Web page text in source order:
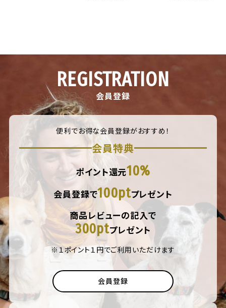
REGISTRATION
会員登録
便利でお得な会員登録がおすすめ！
会員特典
ポイント還元10%
会員登録で100ptプレゼント
商品レビューの記入で
300ptプレゼント
※１ポイント１円でご利用いただけます
会員登録